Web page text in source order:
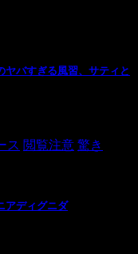
バすぎる風習、サティと
ス 閲覧注意 驚き
アディグニダ